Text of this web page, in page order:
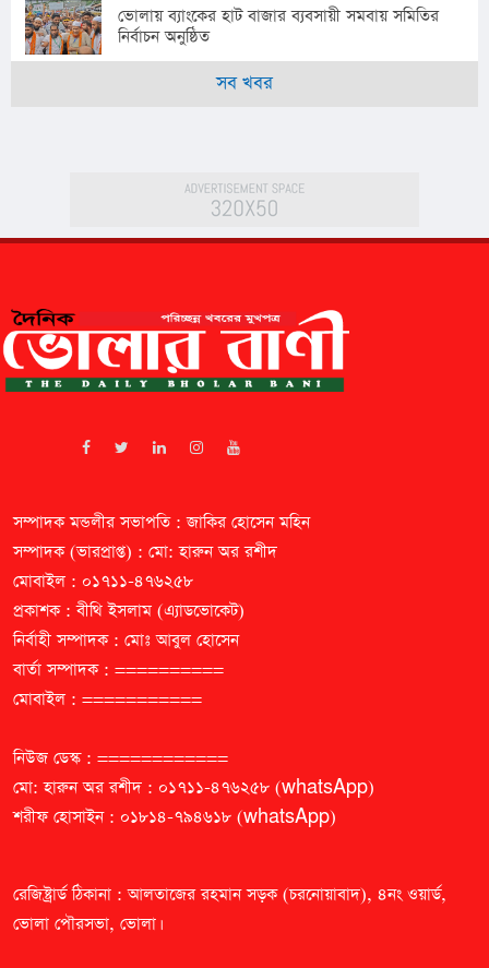
ভোলায় ব্যাংকের হাট বাজার ব্যবসায়ী সমবায় সমিতির
নির্বাচন অনুষ্ঠিত
সব খবর
সম্পাদক মন্ডলীর সভাপতি : জাকির হোসেন মহিন
সম্পাদক (ভারপ্রাপ্ত) : মো: হারুন অর রশীদ
মোবাইল : ০১৭১১-৪৭৬২৫৮
প্রকাশক : বীথি ইসলাম (এ্যাডভোকেট)
নির্বাহী সম্পাদক : মোঃ আবুল হোসেন
বার্তা সম্পাদক : ==========
মোবাইল : ===========
নিউজ ডেস্ক : ============
মো: হারুন অর রশীদ : ০১৭১১-৪৭৬২৫৮ (whatsApp)
শরীফ হোসাইন : ০১৮১৪-৭৯৪৬১৮ (whatsApp)
রেজিষ্ট্রার্ড ঠিকানা : আলতাজের রহমান সড়ক (চরনোয়াবাদ), ৪নং ওয়ার্ড,
ভোলা পৌরসভা, ভোলা।